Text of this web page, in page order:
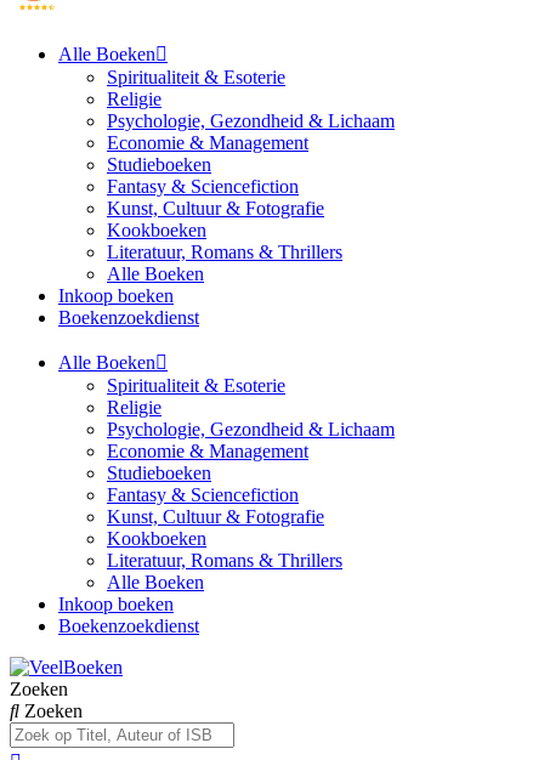
Alle Boeken
Spiritualiteit & Esoterie
Religie
Psychologie, Gezondheid & Lichaam
Economie & Management
Studieboeken
Fantasy & Sciencefiction
Kunst, Cultuur & Fotografie
Kookboeken
Literatuur, Romans & Thrillers
Alle Boeken
Inkoop boeken
Boekenzoekdienst
Alle Boeken
Spiritualiteit & Esoterie
Religie
Psychologie, Gezondheid & Lichaam
Economie & Management
Studieboeken
Fantasy & Sciencefiction
Kunst, Cultuur & Fotografie
Kookboeken
Literatuur, Romans & Thrillers
Alle Boeken
Inkoop boeken
Boekenzoekdienst
Zoeken
Zoeken